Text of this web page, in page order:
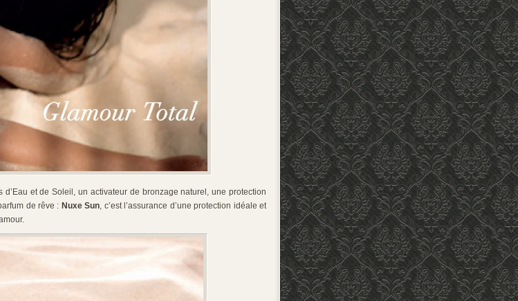
d’Eau et de Soleil, un activateur de bronzage naturel, une protection
de rêve : Nuxe Sun, c’est l’assurance d’une protection idéale et